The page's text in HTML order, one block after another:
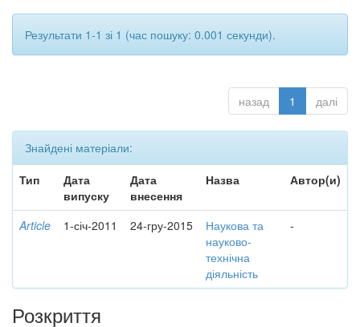
Результати 1-1 зі 1 (час пошуку: 0.001 секунди).
назад 1 далі
Знайдені матеріали:
Тип
Дата
випуску
Дата
внесення
Назва Автор(и)
Article 1-січ-2011 24-гру-2015
Наукова та
науково-
технічна
діяльність
-
Розкриття